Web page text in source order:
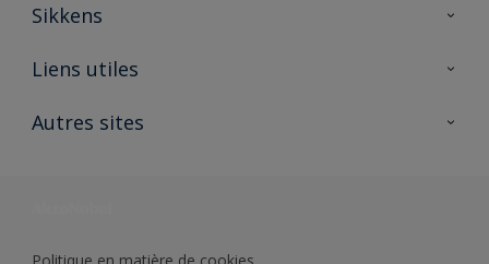
Sikkens
A propos de Sikkens
Liens utiles
Ouvrir un magasin PASS
Autres sites
Politique en matière de cookies